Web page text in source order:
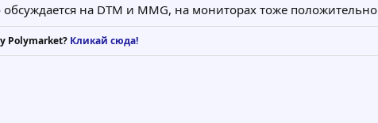
на DTM и MMG, на мониторах тоже положительно
Polymarket? Кликай сюда!